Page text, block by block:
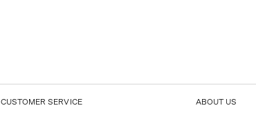
CUSTOMER SERVICE ABOUT US